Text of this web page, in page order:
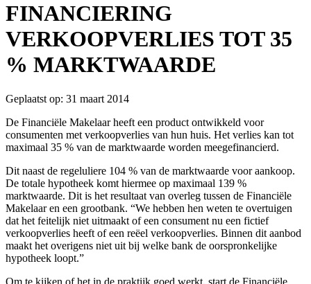
FINANCIERING
VERKOOPVERLIES TOT 35
% MARKTWAARDE
Geplaatst op: 31 maart 2014
De Financiële Makelaar heeft een product ontwikkeld voor
consumenten met verkoopverlies van hun huis. Het verlies kan tot
maximaal 35 % van de marktwaarde worden meegefinancierd.
Dit naast de regeluliere 104 % van de marktwaarde voor aankoop.
De totale hypotheek komt hiermee op maximaal 139 %
marktwaarde. Dit is het resultaat van overleg tussen de Financiële
Makelaar en een grootbank. “We hebben hen weten te overtuigen
dat het feitelijk niet uitmaakt of een consument nu een fictief
verkoopverlies heeft of een reëel verkoopverlies. Binnen dit aanbod
maakt het overigens niet uit bij welke bank de oorspronkelijke
hypotheek loopt.”
Om te kijken of het in de praktijk goed werkt, start de Financiële